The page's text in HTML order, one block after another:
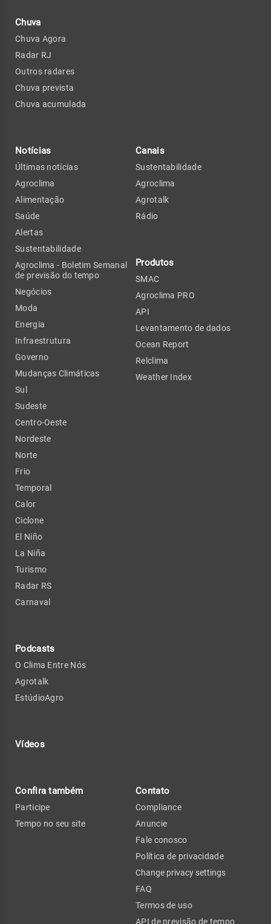
Chuva
Chuva Agora
Radar RJ
Outros radares
Chuva prevista
Chuva acumulada
Notícias
Últimas notícias
Agroclima
Alimentação
Saúde
Alertas
Sustentabilidade
Agroclima - Boletim Semanal
de previsão do tempo
Negócios
Moda
Energia
Infraestrutura
Governo
Mudanças Climáticas
Sul
Sudeste
Centro-Oeste
Nordeste
Norte
Frio
Temporal
Calor
Ciclone
El Niño
La Niña
Turismo
Radar RS
Carnaval
Podcasts
O Clima Entre Nós
Agrotalk
EstúdioAgro
Vídeos
Canais
Sustentabilidade
Agroclima
Agrotalk
Rádio
Produtos
SMAC
Agroclima PRO
API
Levantamento de dados
Ocean Report
Relclima
Weather Index
Confira também
Participe
Tempo no seu site
Contato
Compliance
Anuncie
Fale conosco
Política de privacidade
Change privacy settings
FAQ
Termos de uso
API de previsão de tempo